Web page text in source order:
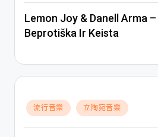
Lemon Joy & Danell Arma
Beprotiška Ir Keista
Posted
in
流行音樂 立陶宛音樂